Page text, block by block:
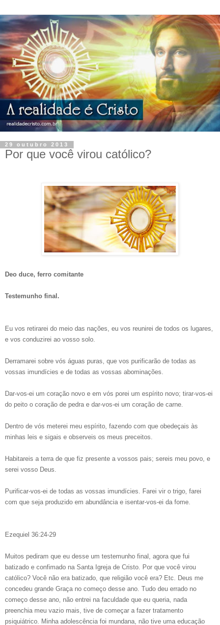
29 outubro 2013
Por que você virou católico?
Deo duce, ferro comitante
Testemunho final.
Eu vos retirarei do meio das nações, eu vos reunirei de todos os lugares,
e vos conduzirei ao vosso solo.
Derramarei sobre vós águas puras, que vos purificarão de todas as
vossas imundícies e de todas as vossas abominações.
Dar-vos-ei um coração novo e em vós porei um espírito novo; tirar-vos-ei
do peito o coração de pedra e dar-vos-ei um coração de carne.
Dentro de vós meterei meu espírito, fazendo com que obedeçais às
minhas leis e sigais e observeis os meus preceitos.
Habitareis a terra de que fiz presente a vossos pais; sereis meu povo, e
serei vosso Deus.
Purificar-vos-ei de todas as vossas imundícies. Farei vir o trigo, farei
com que seja produzido em abundância e isentar-vos-ei da fome.
Ezequiel 36:24-29
Muitos pediram que eu desse um testemunho final, agora que fui
batizado e confimado na Santa Igreja de Cristo. Por que você virou
católico? Você não era batizado, que religião você era? Etc. Deus me
concedeu grande Graça no começo desse ano. Tudo deu errado no
começo desse ano, não entrei na faculdade que eu queria, nada
preenchia meu vazio mais, tive de começar a fazer tratamento
psiquiátrico. Minha adolescência foi mundana, não tive uma educação